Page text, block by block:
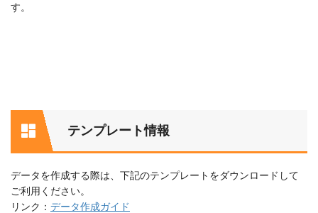
す。
テンプレート情報
データを作成する際は、下記のテンプレートをダウンロードして
ご利用ください。
リンク： データ作成ガイド